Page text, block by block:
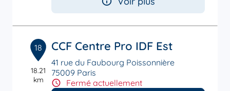
18
18.21
km
CCF Centre Pro IDF Est
41 rue du Faubourg Poissonnière
75009 Paris
Fermé actuellement